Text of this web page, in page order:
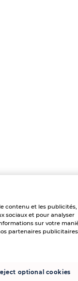
contenu et les publicités,
sociaux et pour analyser
sur votre
partenaires
optional cookies